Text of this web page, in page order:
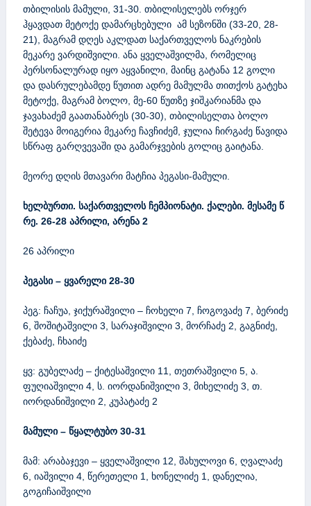
თბილისის მამული, 31-30. თბილისელებს ორჯერ
ჰყავდათ მეტოქე დამარცხებული ამ სეზონში (33-20, 28-
21), მაგრამ დღეს აკლდათ საქართველოს ნაკრების
მეკარე ვარდიშვილი. ანა ყველაშვილმა, რომელიც
პერსონალურად იყო აყვანილი, მაინც გატანა 12 გოლი
და დასრულებამდე წუთით ადრე მამულმა თითქოს გატეხა
მეტოქე, მაგრამ ბოლო, მე-60 წუთზე ჯიშკარიანმა და
ჯავახაძემ გაათანაბრეს (30-30), თბილისელთა ბოლო
შეტევა მოიგერია მეკარე ჩავჩიძემ, ჯულია ჩირგაძე წავიდა
სწრაფ გარღვევაში და გამარჯვების გოლიც გაიტანა.
მეორე დღის მთავარი მატჩია პეგასი-მამული.
ხელბურთი. საქართველოს ჩემპიონატი. ქალები. მესამე წ
რე. 26-28 აპრილი, არენა 2
26 აპრილი
პეგასი – ყვარელი 28-30
პეგ: ჩაჩუა, ჯიქურაშვილი – ჩოხელი 7, ჩოგოვაძე 7, ბერიძე
6, შოშიტაშვილი 3, სარაჯიშვილი 3, მორჩაძე 2, გაგნიძე,
ქებაძე, ჩხაიძე
ყვ: გუბელაძე – ქიტესაშვილი 11, თეთრაშვილი 5, ა.
ფუღიაშვილი 4, ს. იორდანიშვილი 3, მიხელიძე 3, თ.
იორდანიშვილი 2, კუპატაძე 2
მამული – წყალტუბო 30-31
მამ: არაბაჯევი – ყველაშვილი 12, შახულოვი 6, ღვალაძე
6, იაშვილი 4, წერეთელი 1, ხონელიძე 1, დანელია,
გოგიჩაიშვილი